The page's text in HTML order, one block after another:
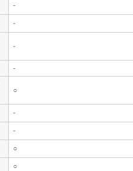
-
-
-
-
○
-
-
○
○